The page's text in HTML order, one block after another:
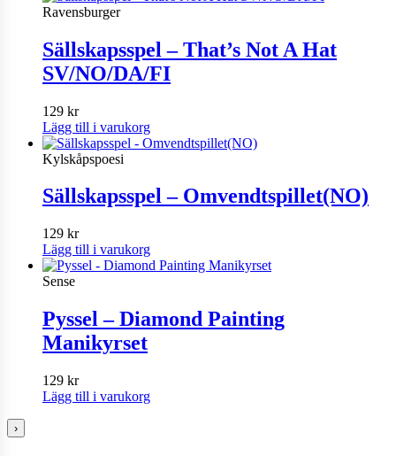
Ravensburger
Sällskapsspel – That’s Not A Hat
SV/NO/DA/FI
129 kr
Lägg till i varukorg
Kylskåpspoesi
Sällskapsspel – Omvendtspillet(NO)
129 kr
Lägg till i varukorg
Sense
Pyssel – Diamond Painting
Manikyrset
129 kr
Lägg till i varukorg
›